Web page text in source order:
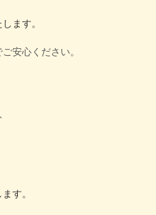
ます。
安心ください。
す。